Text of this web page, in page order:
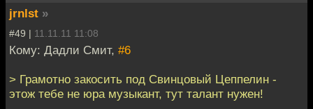
jrnlst »
#49 | 11.11.11 11:08
Кому: Дадли Смит, #6
> Грамотно закосить под Свинцовый Цеппелин -
этож тебе не юра музыкант, тут талант нужен!